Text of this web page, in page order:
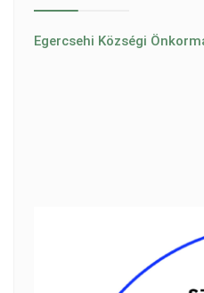
Egercsehi Községi